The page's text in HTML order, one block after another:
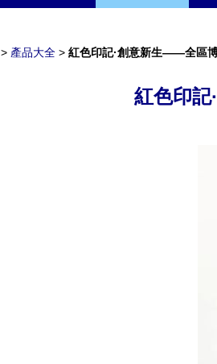
> 產品大全 > 紅色印記·創意新生——全區
紅色印